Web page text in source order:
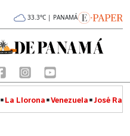
33.3°C | PANAMÁ
La Llorona Venezuela José